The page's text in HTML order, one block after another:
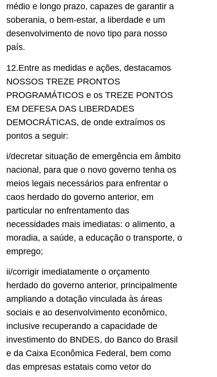
médio e longo prazo, capazes de garantir a
soberania, o bem-estar, a liberdade e um
desenvolvimento de novo tipo para nosso
país.
12.Entre as medidas e ações, destacamos
NOSSOS TREZE PRONTOS
PROGRAMÁTICOS e os TREZE PONTOS
EM DEFESA DAS LIBERDADES
DEMOCRÁTICAS, de onde extraímos os
pontos a seguir:
i/decretar situação de emergência em âmbito
nacional, para que o novo governo tenha os
meios legais necessários para enfrentar o
caos herdado do governo anterior, em
particular no enfrentamento das
necessidades mais imediatas: o alimento, a
moradia, a saúde, a educação o transporte, o
emprego;
ii/corrigir imediatamente o orçamento
herdado do governo anterior, principalmente
ampliando a dotação vinculada às áreas
sociais e ao desenvolvimento econômico,
inclusive recuperando a capacidade de
investimento do BNDES, do Banco do Brasil
e da Caixa Econômica Federal, bem como
das empresas estatais como vetor do